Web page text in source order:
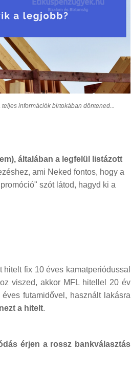
információk birtokában döntened...
általában a legfelül listázott
ami Neked fontos, hogy a
szót látod, hagyd ki a
fix 10 éves kamatperiódussal
viszed, akkor MFL hitellel 20 év
futamidővel, használt lakásra
a hitelt.
érjen a rossz bankválasztás